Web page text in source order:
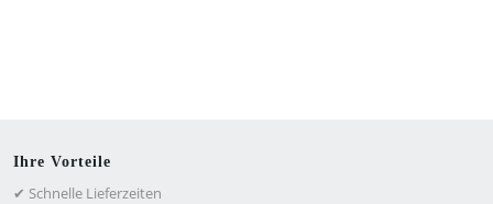
Ihre Vorteile
✔ Schnelle Lieferzeiten